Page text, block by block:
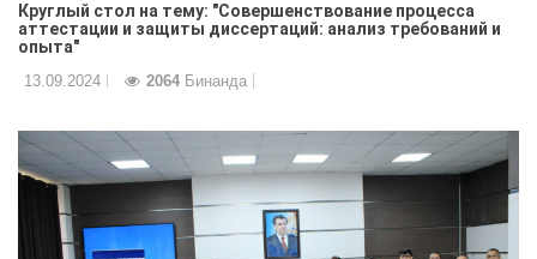
Круглый стол на тему: "Совершенствование процесса
аттестации и защиты диссертаций: анализ требований и
опыта"
13.09.2024 2064 Бинанда